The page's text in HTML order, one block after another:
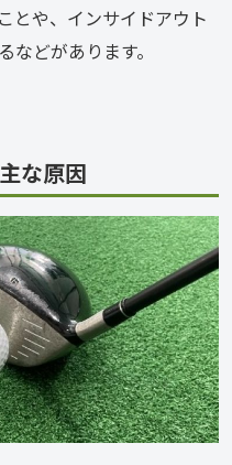
とや、インサイドアウト
どがあります。
な原因